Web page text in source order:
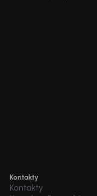
Kontakty
Kontakty